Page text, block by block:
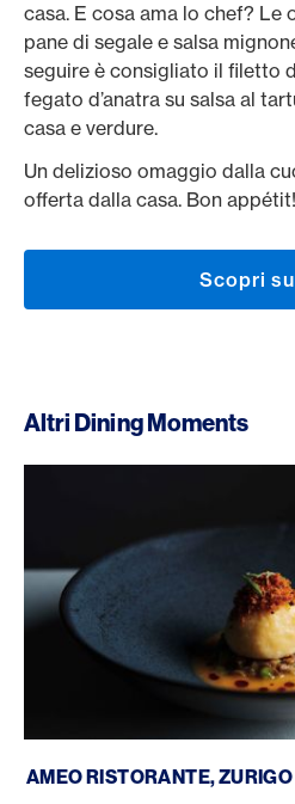
casa. E cosa ama lo chef? Le
pane di segale e salsa
seguire è consigliato il filetto
fegato d’anatra su salsa al
casa e verdure.
Un delizioso omaggio dalla
offerta dalla casa. Bon appétit!
Scopri
Altri Dining Moments
AMEO RISTORANTE, ZURIGO